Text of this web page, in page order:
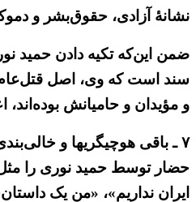
نشانهٔ آزادی، حقوق‌بشر و
ضمن این‌که تکیه دادن حمید
و مؤیدان و حامیانش
۷ ـ باقی هوچیگریها و
حضار توسط حمید نوری را